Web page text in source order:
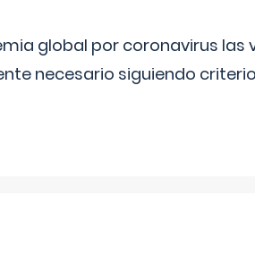
global por coronavirus las
necesario siguiendo